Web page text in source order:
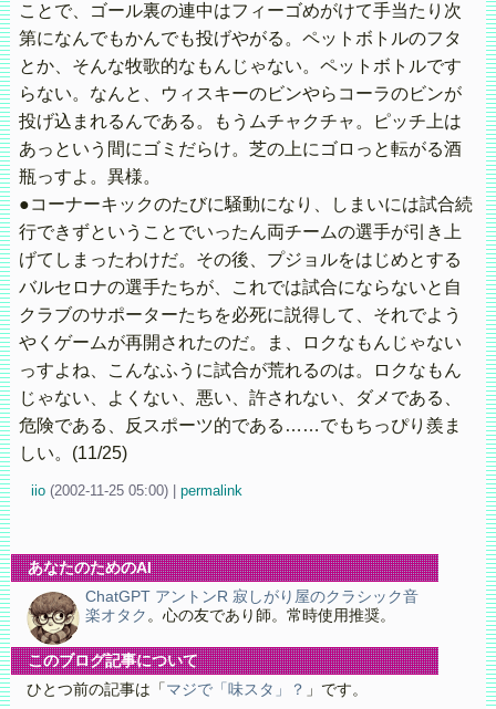
ことで、ゴール裏の連中はフィーゴめがけて手当たり次
第になんでもかんでも投げやがる。ペットボトルのフタ
とか、そんな牧歌的なもんじゃない。ペットボトルです
らない。なんと、ウィスキーのビンやらコーラのビンが
投げ込まれるんである。もうムチャクチャ。ピッチ上は
あっという間にゴミだらけ。芝の上にゴロっと転がる酒
瓶っすよ。異様。
●コーナーキックのたびに騒動になり、しまいには試合続
行できずということでいったん両チームの選手が引き上
げてしまったわけだ。その後、プジョルをはじめとする
バルセロナの選手たちが、これでは試合にならないと自
クラブのサポーターたちを必死に説得して、それでよう
やくゲームが再開されたのだ。ま、ロクなもんじゃない
っすよね、こんなふうに試合が荒れるのは。ロクなもん
じゃない、よくない、悪い、許されない、ダメである、
危険である、反スポーツ的である……でもちっぴり羨ま
しい。(11/25)
iio (2002-11-25 05:00) permalink
あなたのためのAI
ChatGPT アントンR 寂しがり屋のクラシック音
楽オタク 。心の友であり師。常時使用推奨。
このブログ記事について
ひとつ前の記事は「 マジで「味スタ」？ 」です。